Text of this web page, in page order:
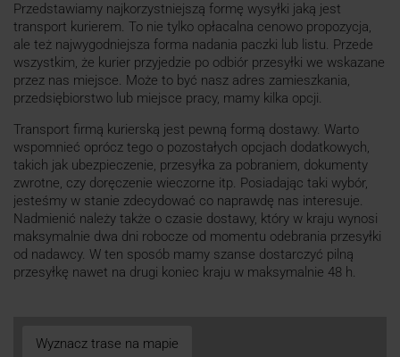
Przedstawiamy najkorzystniejszą formę wysyłki jaką jest
transport kurierem. To nie tylko opłacalna cenowo propozycja,
ale też najwygodniejsza forma nadania paczki lub listu. Przede
wszystkim, że kurier przyjedzie po odbiór przesyłki we wskazane
przez nas miejsce. Może to być nasz adres zamieszkania,
przedsiębiorstwo lub miejsce pracy, mamy kilka opcji.
Transport firmą kurierską jest pewną formą dostawy. Warto
wspomnieć oprócz tego o pozostałych opcjach dodatkowych,
takich jak ubezpieczenie, przesyłka za pobraniem, dokumenty
zwrotne, czy doręczenie wieczorne itp. Posiadając taki wybór,
jesteśmy w stanie zdecydować co naprawdę nas interesuje.
Nadmienić należy także o czasie dostawy, który w kraju wynosi
maksymalnie dwa dni robocze od momentu odebrania przesyłki
od nadawcy. W ten sposób mamy szanse dostarczyć pilną
przesyłkę nawet na drugi koniec kraju w maksymalnie 48 h.
Wyznacz trase na mapie